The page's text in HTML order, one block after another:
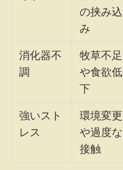
の挟み込
み
消化器不
調
牧草不足
や食欲低
下
強いスト
レス
環境変更
や過度な
接触